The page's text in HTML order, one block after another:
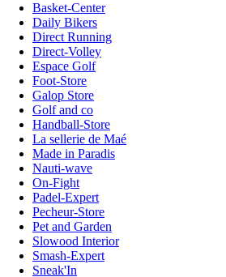
Basket-Center
Daily Bikers
Direct Running
Direct-Volley
Espace Golf
Foot-Store
Galop Store
Golf and co
Handball-Store
La sellerie de Maé
Made in Paradis
Nauti-wave
On-Fight
Padel-Expert
Pecheur-Store
Pet and Garden
Slowood Interior
Smash-Expert
Sneak'In